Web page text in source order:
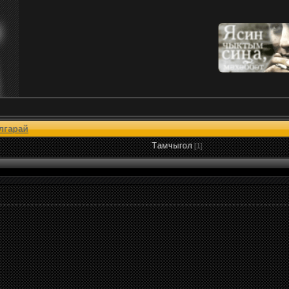
Тамчыгол [1]